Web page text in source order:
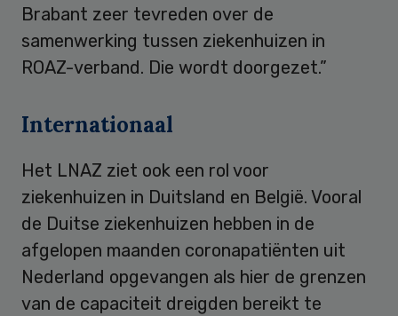
Brabant zeer tevreden over de
samenwerking tussen ziekenhuizen in
ROAZ-verband. Die wordt doorgezet.”
Internationaal
Het LNAZ ziet ook een rol voor
ziekenhuizen in Duitsland en België. Vooral
de Duitse ziekenhuizen hebben in de
afgelopen maanden coronapatiënten uit
Nederland opgevangen als hier de grenzen
van de capaciteit dreigden bereikt te